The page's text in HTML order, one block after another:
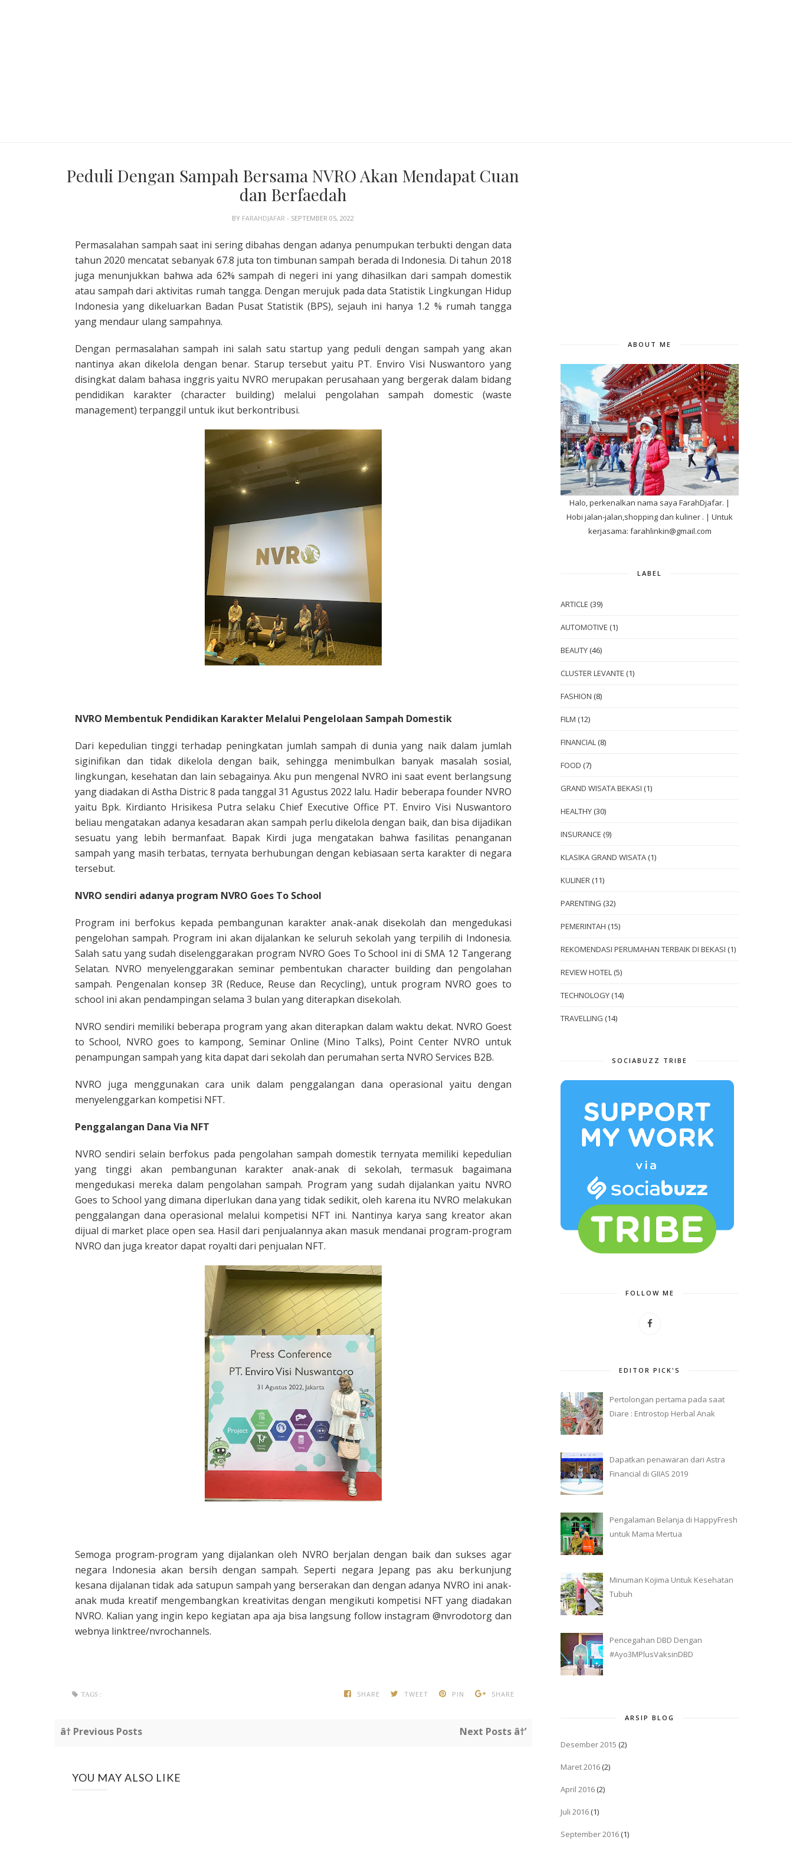
Peduli Dengan Sampah Bersama NVRO Akan Mendapat Cuan
dan Berfaedah
BY FARAHDJAFAR- SEPTEMBER 05, 2022
Permasalahan sampah saat ini sering dibahas dengan adanya penumpukan terbukti dengan data
tahun 2020 mencatat sebanyak 67.8 juta ton timbunan sampah berada di Indonesia. Di tahun 2018
juga menunjukkan bahwa ada 62% sampah di negeri ini yang dihasilkan dari sampah domestik
atau sampah dari aktivitas rumah tangga. Dengan merujuk pada data Statistik Lingkungan Hidup
Indonesia yang dikeluarkan Badan Pusat Statistik (BPS), sejauh ini hanya 1.2 % rumah tangga
yang mendaur ulang sampahnya.
Dengan permasalahan sampah ini salah satu startup yang peduli dengan sampah yang akan
nantinya akan dikelola dengan benar. Starup tersebut yaitu PT. Enviro Visi Nuswantoro yang
disingkat dalam bahasa inggris yaitu NVRO merupakan perusahaan yang bergerak dalam bidang
pendidikan karakter (character building) melalui pengolahan sampah domestic (waste
management) terpanggil untuk ikut berkontribusi.
NVRO Membentuk Pendidikan Karakter Melalui Pengelolaan Sampah Domestik
Dari kepedulian tinggi terhadap peningkatan jumlah sampah di dunia yang naik dalam jumlah
siginifikan dan tidak dikelola dengan baik, sehingga menimbulkan banyak masalah sosial,
lingkungan, kesehatan dan lain sebagainya. Aku pun mengenal NVRO ini saat event berlangsung
yang diadakan di Astha Distric 8 pada tanggal 31 Agustus 2022 lalu. Hadir beberapa founder NVRO
yaitu Bpk. Kirdianto Hrisikesa Putra selaku Chief Executive Office PT. Enviro Visi Nuswantoro
beliau mengatakan adanya kesadaran akan sampah perlu dikelola dengan baik, dan bisa dijadikan
sesuatu yang lebih bermanfaat. Bapak Kirdi juga mengatakan bahwa fasilitas penanganan
sampah yang masih terbatas, ternyata berhubungan dengan kebiasaan serta karakter di negara
tersebut.
NVRO sendiri adanya program NVRO Goes To School
Program ini berfokus kepada pembangunan karakter anak-anak disekolah dan mengedukasi
pengelohan sampah. Program ini akan dijalankan ke seluruh sekolah yang terpilih di Indonesia.
Salah satu yang sudah diselenggarakan program NVRO Goes To School ini di SMA 12 Tangerang
Selatan. NVRO menyelenggarakan seminar pembentukan character building dan pengolahan
sampah. Pengenalan konsep 3R (Reduce, Reuse dan Recycling), untuk program NVRO goes to
school ini akan pendampingan selama 3 bulan yang diterapkan disekolah.
NVRO sendiri memiliki beberapa program yang akan diterapkan dalam waktu dekat. NVRO Goest
to School, NVRO goes to kampong, Seminar Online (Mino Talks), Point Center NVRO untuk
penampungan sampah yang kita dapat dari sekolah dan perumahan serta NVRO Services B2B.
NVRO juga menggunakan cara unik dalam penggalangan dana operasional yaitu dengan
menyelenggarkan kompetisi NFT.
Penggalangan Dana Via NFT
NVRO sendiri selain berfokus pada pengolahan sampah domestik ternyata memiliki kepedulian
yang tinggi akan pembangunan karakter anak-anak di sekolah, termasuk bagaimana
mengedukasi mereka dalam pengolahan sampah. Program yang sudah dijalankan yaitu NVRO
Goes to School yang dimana diperlukan dana yang tidak sedikit, oleh karena itu NVRO melakukan
penggalangan dana operasional melalui kompetisi NFT ini. Nantinya karya sang kreator akan
dijual di market place open sea. Hasil dari penjualannya akan masuk mendanai program-program
NVRO dan juga kreator dapat royalti dari penjualan NFT.
Semoga program-program yang dijalankan oleh NVRO berjalan dengan baik dan sukses agar
negara Indonesia akan bersih dengan sampah. Seperti negara Jepang pas aku berkunjung
kesana dijalanan tidak ada satupun sampah yang berserakan dan dengan adanya NVRO ini anak-
anak muda kreatif mengembangkan kreativitas dengan mengikuti kompetisi NFT yang diadakan
NVRO. Kalian yang ingin kepo kegiatan apa aja bisa langsung follow instagram @nvrodotorg dan
webnya linktree/nvrochannels.
SHARE TWEET PIN SHARE
TAGS :
â† Previous Posts Next Posts â†’
YOU MAY ALSO LIKE
ABOUT ME
Halo, perkenalkan nama saya FarahDjafar. |
Hobi jalan-jalan,shopping dan kuliner . | Untuk
kerjasama: farahlinkin@gmail.com
LABEL
ARTICLE (39)
AUTOMOTIVE (1)
BEAUTY (46)
CLUSTER LEVANTE (1)
FASHION (8)
FILM (12)
FINANCIAL (8)
FOOD (7)
GRAND WISATA BEKASI (1)
HEALTHY (30)
INSURANCE (9)
KLASIKA GRAND WISATA (1)
KULINER (11)
PARENTING (32)
PEMERINTAH (15)
REKOMENDASI PERUMAHAN TERBAIK DI BEKASI (1)
REVIEW HOTEL (5)
TECHNOLOGY (14)
TRAVELLING (14)
SOCIABUZZ TRIBE
FOLLOW ME
EDITOR PICK'S
Pertolongan pertama pada saat
Diare : Entrostop Herbal Anak
Dapatkan penawaran dari Astra
Financial di GIIAS 2019
Pengalaman Belanja di HappyFresh
untuk Mama Mertua
Minuman Kojima Untuk Kesehatan
Tubuh
Pencegahan DBD Dengan
#Ayo3MPlusVaksinDBD
ARSIP BLOG
Desember 2015 (2)
Maret 2016 (2)
April 2016 (2)
Juli 2016 (1)
September 2016 (1)